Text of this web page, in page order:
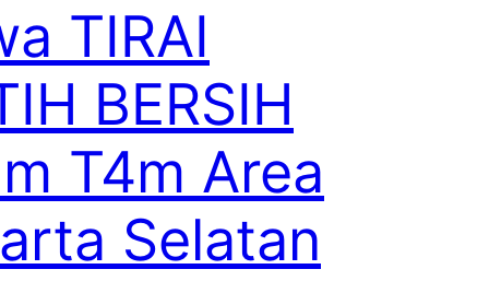
TIRAI
BERSIH
T4m Area
Selatan